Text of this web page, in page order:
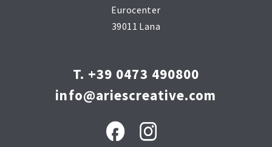
Eurocenter
39011 Lana
T. +39 0473 490800
info@ariescreative.com